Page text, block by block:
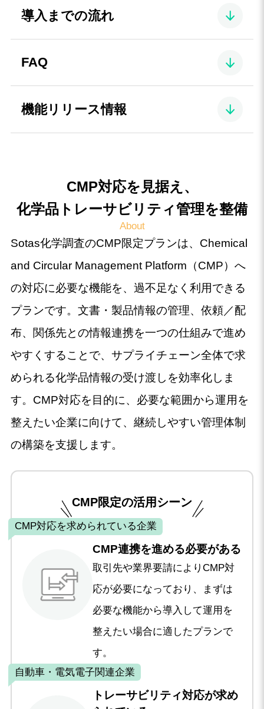
導入までの流れ
FAQ
機能リリース情報
CMP対応を見据え、
化学品トレーサビリティ管理を整備
About
Sotas化学調査のCMP限定プランは、Chemical
and Circular Management Platform（CMP）へ
の対応に必要な機能を、過不足なく利用できる
プランです。文書・製品情報の管理、依頼／配
布、関係先との情報連携を一つの仕組みで進め
やすくすることで、サプライチェーン全体で求
められる化学品情報の受け渡しを効率化しま
す。CMP対応を目的に、必要な範囲から運用を
整えたい企業に向けて、継続しやすい管理体制
の構築を支援します。
CMP限定の活用シーン
CMP対応を求められている企業
CMP連携を進める必要がある
取引先や業界要請によりCMP対
応が必要になっており、まずは
必要な機能から導入して運用を
整えたい場合に適したプランで
す。
自動車・電気電子関連企業
トレーサビリティ対応が求め